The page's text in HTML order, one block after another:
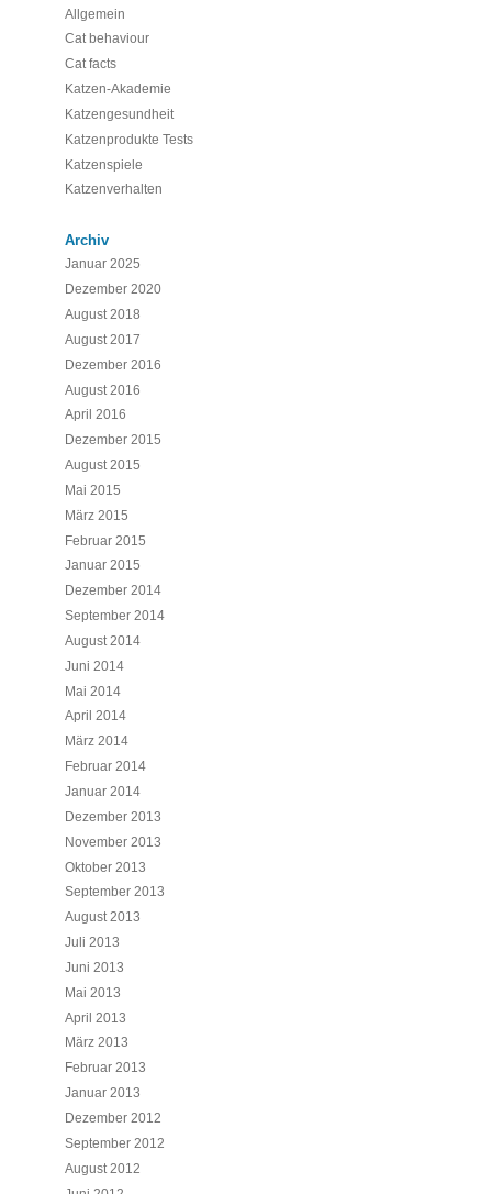
Allgemein
Cat behaviour
Cat facts
Katzen-Akademie
Katzengesundheit
Katzenprodukte Tests
Katzenspiele
Katzenverhalten
Archiv
Januar 2025
Dezember 2020
August 2018
August 2017
Dezember 2016
August 2016
April 2016
Dezember 2015
August 2015
Mai 2015
März 2015
Februar 2015
Januar 2015
Dezember 2014
September 2014
August 2014
Juni 2014
Mai 2014
April 2014
März 2014
Februar 2014
Januar 2014
Dezember 2013
November 2013
Oktober 2013
September 2013
August 2013
Juli 2013
Juni 2013
Mai 2013
April 2013
März 2013
Februar 2013
Januar 2013
Dezember 2012
September 2012
August 2012